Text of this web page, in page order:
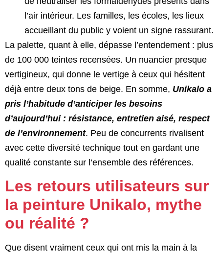
l’air intérieur. Les familles, les écoles, les lieux
accueillant du public y voient un signe rassurant.
La palette, quant à elle, dépasse l’entendement : plus
de 100 000 teintes recensées. Un nuancier presque
vertigineux, qui donne le vertige à ceux qui hésitent
déjà entre deux tons de beige. En somme, Unikalo a
pris l’habitude d’anticiper les besoins
d’aujourd’hui : résistance, entretien aisé, respect
de l’environnement. Peu de concurrents rivalisent
avec cette diversité technique tout en gardant une
qualité constante sur l’ensemble des références.
Les retours utilisateurs sur
la peinture Unikalo, mythe
ou réalité ?
Que disent vraiment ceux qui ont mis la main à la